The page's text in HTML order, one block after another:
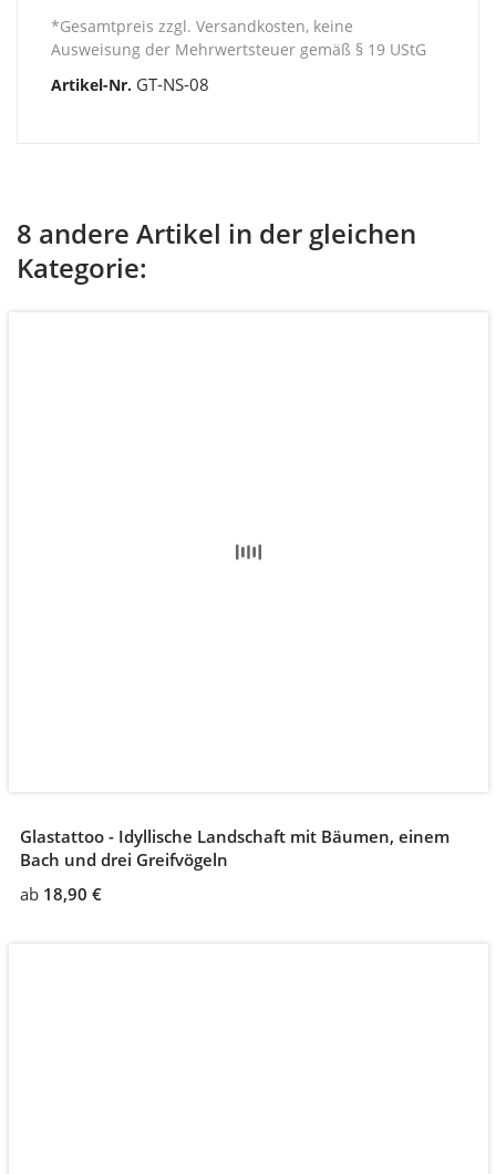
*Gesamtpreis zzgl. Versandkosten, keine
Ausweisung der Mehrwertsteuer gemäß § 19 UStG
Artikel-Nr. GT-NS-08
8 andere Artikel in der gleichen
Kategorie:
Glastattoo - Idyllische Landschaft mit Bäumen, einem
Bach und drei Greifvögeln
ab 18,90 €